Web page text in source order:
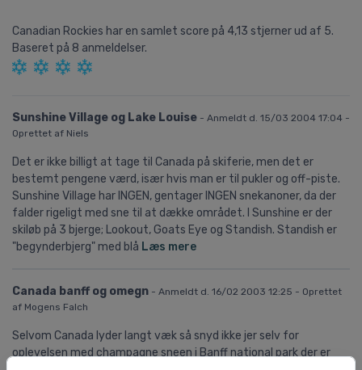
Canadian Rockies har en samlet score på 4,13 stjerner ud af 5.
Baseret på 8 anmeldelser.
Sunshine Village og Lake Louise - Anmeldt d. 15/03 2004 17:04 -
Oprettet af Niels
Det er ikke billigt at tage til Canada på skiferie, men det er
bestemt pengene værd, især hvis man er til pukler og off-piste.
Sunshine Village har INGEN, gentager INGEN snekanoner, da der
falder rigeligt med sne til at dække området. I Sunshine er der
skiløb på 3 bjerge; Lookout, Goats Eye og Standish. Standish er
"begynderbjerg" med blå Læs mere
Canada banff og omegn - Anmeldt d. 16/02 2003 12:25 - Oprettet
af Mogens Falch
Selvom Canada lyder langt væk så snyd ikke jer selv for
oplevelsen med champagne sneen i Banff national park der er